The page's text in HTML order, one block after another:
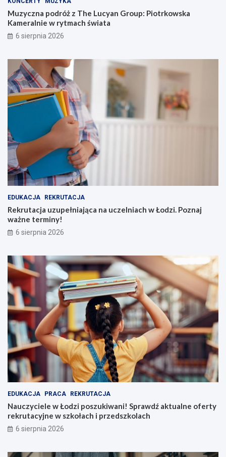
Muzyczna podróż z The Lucyan Group: Piotrkowska
Kameralnie w rytmach świata
6 sierpnia 2026
EDUKACJA REKRUTACJA
Rekrutacja uzupełniająca na uczelniach w Łodzi. Poznaj
ważne terminy!
6 sierpnia 2026
EDUKACJA PRACA REKRUTACJA
Nauczyciele w Łodzi poszukiwani! Sprawdź aktualne oferty
rekrutacyjne w szkołach i przedszkolach
6 sierpnia 2026